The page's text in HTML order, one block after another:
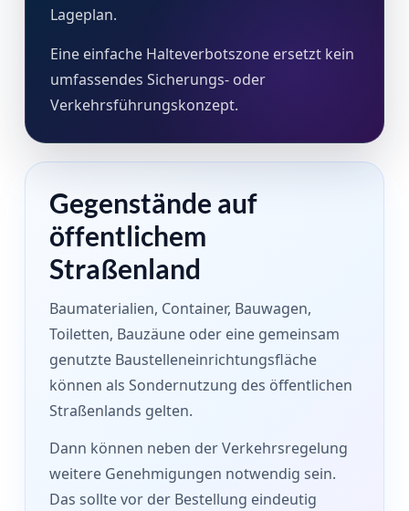
Lageplan.
Eine einfache Halteverbotszone ersetzt kein
umfassendes Sicherungs- oder
Verkehrsführungskonzept.
Gegenstände auf
öffentlichem
Straßenland
Baumaterialien, Container, Bauwagen,
Toiletten, Bauzäune oder eine gemeinsam
genutzte Baustelleneinrichtungsfläche
können als Sondernutzung des öffentlichen
Straßenlands gelten.
Dann können neben der Verkehrsregelung
weitere Genehmigungen notwendig sein.
Das sollte vor der Bestellung eindeutig